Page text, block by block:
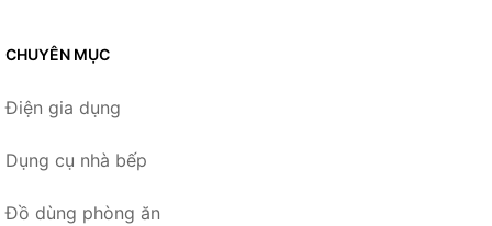
CHUYÊN MỤC
Điện gia dụng
Dụng cụ nhà bếp
Đồ dùng phòng ăn